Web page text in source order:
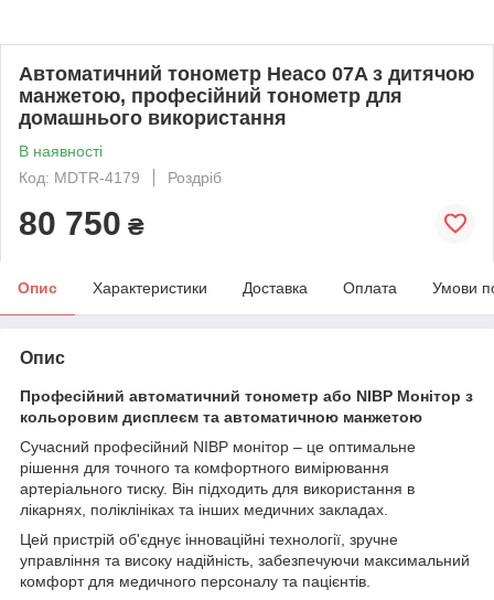
Автоматичний тонометр Heaco 07A з дитячою
манжетою, професійний тонометр для
домашнього використання
В наявності
Код: MDTR-4179
Роздріб
80 750 ₴
Опис Характеристики Доставка Оплата Умови
Опис
Професійний автоматичний тонометр або NIBP Монітор з
кольоровим дисплеєм та автоматичною манжетою
Сучасний професійний NIBP монітор – це оптимальне
рішення для точного та комфортного вимірювання
артеріального тиску. Він підходить для використання в
лікарнях, поліклініках та інших медичних закладах.
Цей пристрій об'єднує інноваційні технології, зручне
управління та високу надійність, забезпечуючи максимальний
комфорт для медичного персоналу та пацієнтів.